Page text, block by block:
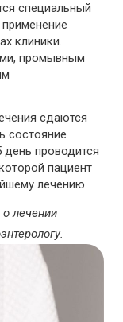
специальный
клиники.
промывным
сдаются
состояние
день проводится
пациент
лечению.
лечении